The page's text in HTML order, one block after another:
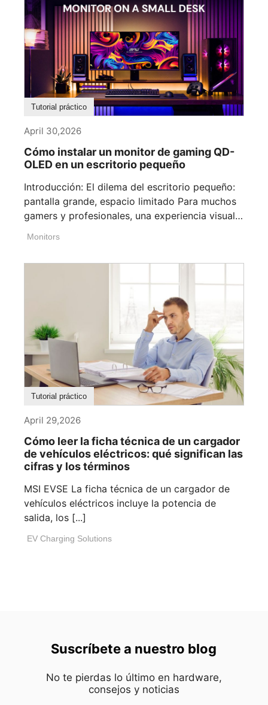
Tutorial práctico
April 30,2026
Cómo instalar un monitor de gaming QD-
OLED en un escritorio pequeño
Introducción: El dilema del escritorio pequeño:
pantalla grande, espacio limitado Para muchos
gamers y profesionales, una experiencia visual
Monitors
Tutorial práctico
April 29,2026
Cómo leer la ficha técnica de un cargador
de vehículos eléctricos: qué significan las
cifras y los términos
MSI EVSE La ficha técnica de un cargador de
vehículos eléctricos incluye la potencia de
salida, los [...]
EV Charging Solutions
Suscríbete a nuestro blog
No te pierdas lo último en hardware,
consejos y noticias